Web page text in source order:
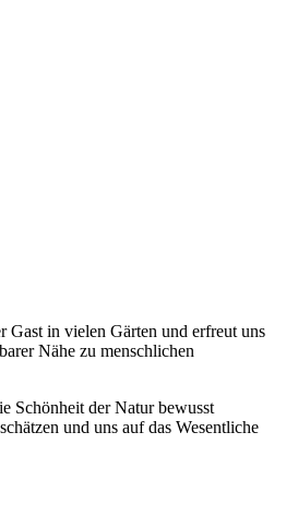
Gast in vielen Gärten und erfreut uns
Nähe zu menschlichen
Schönheit der Natur bewusst
und uns auf das Wesentliche